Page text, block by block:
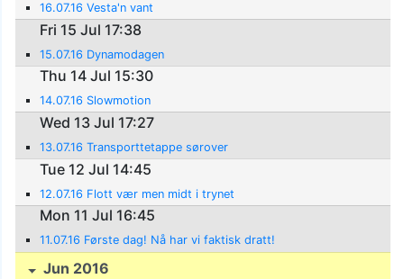
16.07.16 Vesta'n vant
Fri 15 Jul 17:38
15.07.16 Dynamodagen
Thu 14 Jul 15:30
14.07.16 Slowmotion
Wed 13 Jul 17:27
13.07.16 Transporttetappe sørover
Tue 12 Jul 14:45
12.07.16 Flott vær men midt i trynet
Mon 11 Jul 16:45
11.07.16 Første dag! Nå har vi faktisk dratt!
Jun 2016